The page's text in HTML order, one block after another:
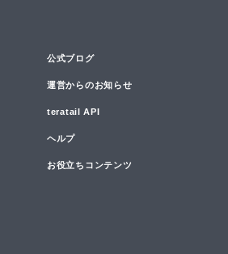
公式ブログ
運営からのお知らせ
teratail API
ヘルプ
お役立ちコンテンツ